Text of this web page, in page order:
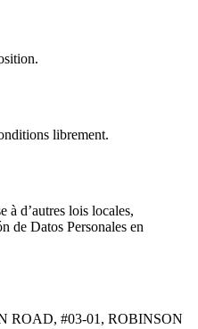
librement.
à d’autres lois locales,
de Datos Personales en
ROAD, #03-01, ROBINSON